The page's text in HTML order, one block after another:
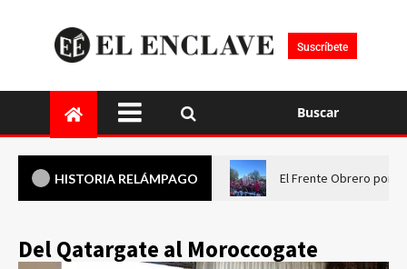
Suscríbete
Buscar
HISTORIA RELÁMPAGO El Frente Obrero pone
Del Qatargate al Moroccogate